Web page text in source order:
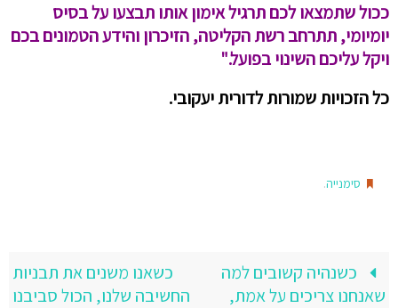
ככול שתמצאו לכם תרגיל אימון אותו תבצעו על בסיס
יומיומי, תתרחב רשת הקליטה, הזיכרון והידע הטמונים בכם
ויקל עליכם השינוי בפועל."
כל הזכויות שמורות לדורית יעקובי.
סימנייה.
כשנהיה קשובים למה
שאנחנו צריכים על אמת,
כשאנו משנים את תבניות
החשיבה שלנו, הכול סביבנו